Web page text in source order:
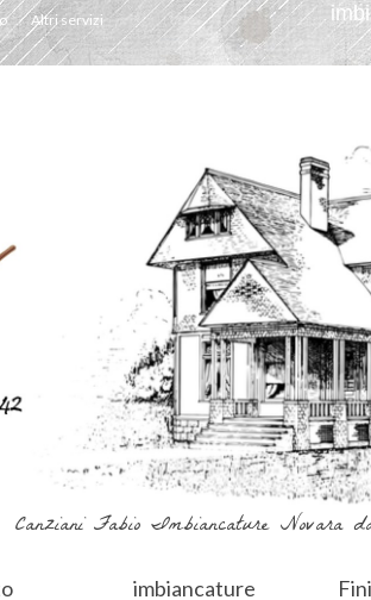
Altri servizi
Canziani Fabio Imbiancature Novara
imbiancature